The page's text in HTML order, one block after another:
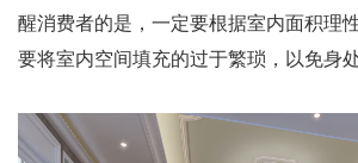
醒消费者的是，一定要根据室内面积理
要将室内空间填充的过于繁琐，以免身